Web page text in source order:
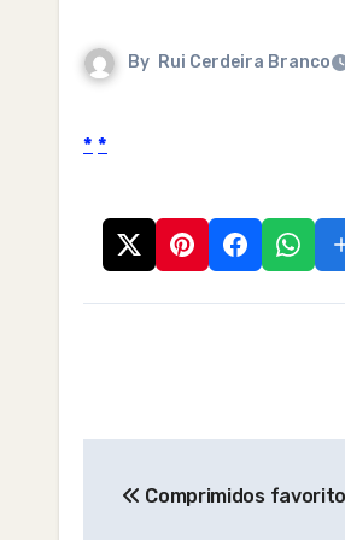
By Rui Cerdeira Branco
* *
navigation
Comprimidos